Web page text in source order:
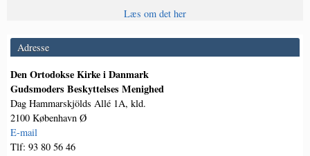
Læs om det her
Adresse
Den Ortodokse Kirke i Danmark
Gudsmoders Beskyttelses Menighed
Dag Hammarskjölds Allé 1A, kld.
2100 København Ø
E-mail
Tlf: 93 80 56 46